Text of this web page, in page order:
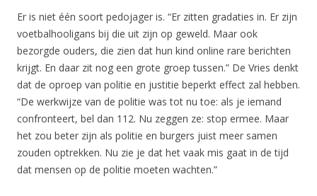
Er is niet één soort pedojager is. “Er zitten gradaties in. Er zijn
voetbalhooligans bij die uit zijn op geweld. Maar ook
bezorgde ouders, die zien dat hun kind online rare berichten
krijgt. En daar zit nog een grote groep tussen.” De Vries denkt
dat de oproep van politie en justitie beperkt effect zal hebben.
“De werkwijze van de politie was tot nu toe: als je iemand
confronteert, bel dan 112. Nu zeggen ze: stop ermee. Maar
het zou beter zijn als politie en burgers juist meer samen
zouden optrekken. Nu zie je dat het vaak mis gaat in de tijd
dat mensen op de politie moeten wachten.”